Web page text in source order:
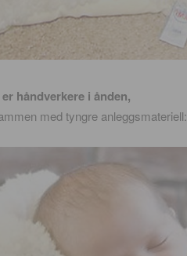
håndverkere i ånden,
med tyngre anleggsmateriell: